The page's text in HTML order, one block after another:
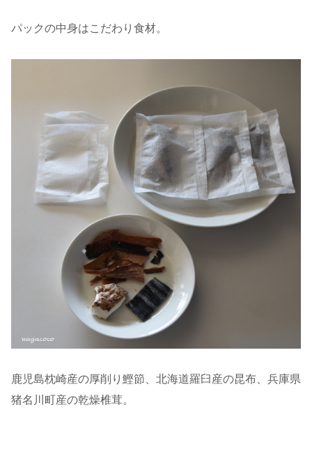
パックの中身はこだわり食材。
鹿児島枕崎産の厚削り鰹節、北海道羅臼産の昆布、兵庫県
猪名川町産の乾燥椎茸。